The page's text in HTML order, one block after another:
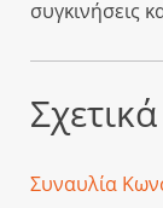
συγκινήσεις
Συναυλία